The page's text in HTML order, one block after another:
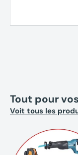
Tout pour
Voit tous les